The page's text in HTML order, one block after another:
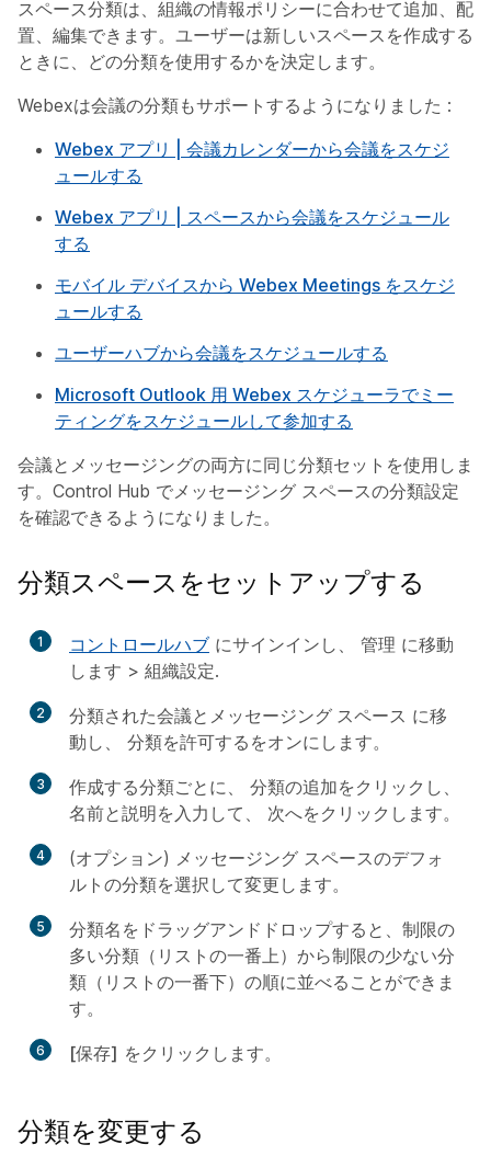
スペース分類は、組織の情報ポリシーに合わせて追加、配
置、編集できます。ユーザーは新しいスペースを作成する
ときに、どの分類を使用するかを決定します。
Webexは会議の分類もサポートするようになりました :
Webex アプリ | 会議カレンダーから会議をスケジ
ュールする
Webex アプリ | スペースから会議をスケジュール
する
モバイル デバイスから Webex Meetings をスケジ
ュールする
ユーザーハブから会議をスケジュールする
Microsoft Outlook 用 Webex スケジューラでミー
ティングをスケジュールして参加する
会議とメッセージングの両方に同じ分類セットを使用しま
す。Control Hub でメッセージング スペースの分類設定
を確認できるようになりました。
分類スペースをセットアップする
1 コントロールハブ にサインインし、 管理 に移動
します > 組織設定.
2 分類された会議とメッセージング スペース に移
動し、 分類を許可する をオンにします。
3 作成する分類ごとに、 分類の追加をクリックし、
名前と説明を入力して、 次へをクリックします。
4
(オプション) メッセージング スペースのデフォ
ルトの分類を選択して変更します。
5
分類名をドラッグアンドドロップすると、制限の
多い分類（リストの一番上）から制限の少ない分
類（リストの一番下）の順に並べることができま
す。
6 [保存] をクリックします。
分類を変更する